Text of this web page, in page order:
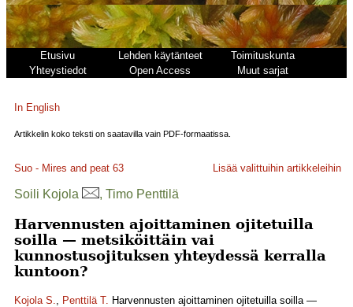
Etusivu Lehden käytänteet
Toimituskunta
Yhteystiedot
Open Access Muut sarjat
In English
Artikkelin koko teksti on saatavilla vain PDF-formaatissa.
Suo - Mires and peat 63 Lisää valittuihin artikkeleihin
Soili Kojola , Timo Penttilä
Harvennusten ajoittaminen ojitetuilla
soilla — metsiköittäin vai
kunnostusojituksen yhteydessä kerralla
kuntoon?
Kojola S., Penttilä T. Harvennusten ajoittaminen ojitetuilla soilla —